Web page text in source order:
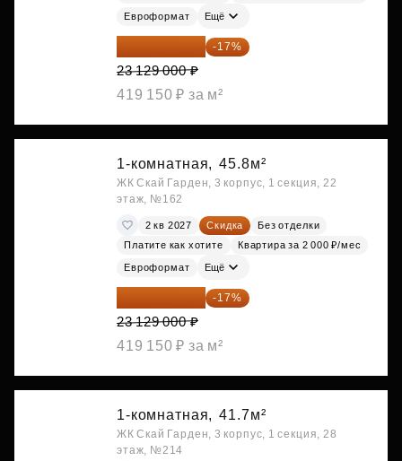
Евроформат Ещё
19 197 070 ₽ -17%
23 129 000 ₽
419 150 ₽ за м²
1-комнатная, 45.8м²
ЖК Скай Гарден, 3 корпус, 1 секция, 22
этаж, №162
2 кв 2027 Скидка
Без отделки
Платите как хотите
Квартира за 2 000 ₽/мес
Евроформат Ещё
19 197 070 ₽ -17%
23 129 000 ₽
419 150 ₽ за м²
1-комнатная, 41.7м²
ЖК Скай Гарден, 3 корпус, 1 секция, 28
этаж, №214